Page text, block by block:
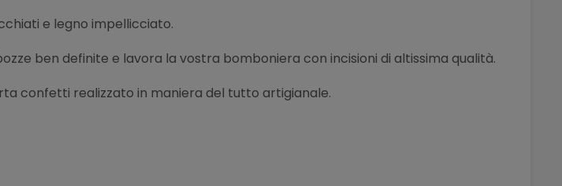
e legno impellicciato.
ben definite e lavora la vostra bomboniera con incisioni di altissima qualità.
confetti realizzato in maniera del tutto artigianale.